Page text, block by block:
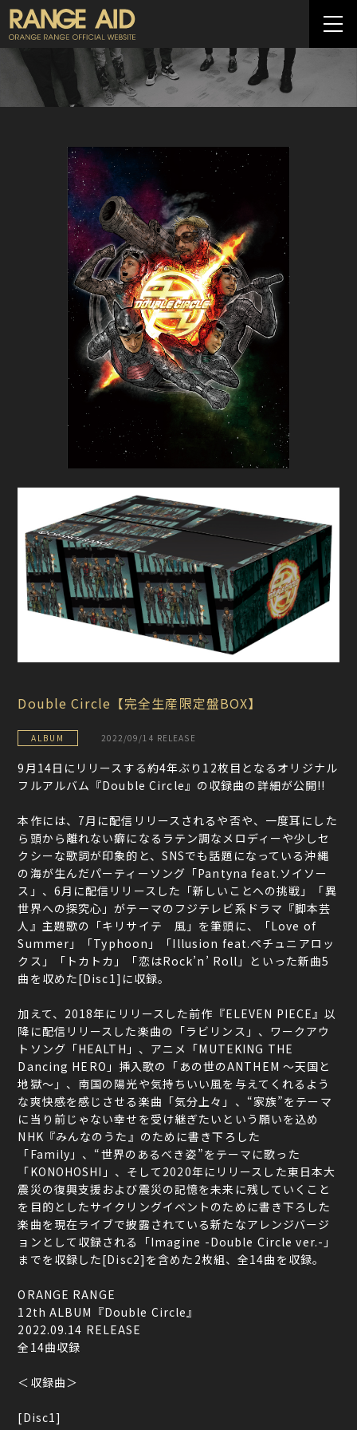
Double Circle【完全生産限定盤BOX】
ALBUM 2022/09/14 RELEASE
9月14日にリリースする約4年ぶり12枚目となるオリジナル
フルアルバム『Double Circle』の収録曲の詳細が公開!!
本作には、7月に配信リリースされるや否や、一度耳にした
ら頭から離れない癖になるラテン調なメロディーや少しセ
クシーな歌詞が印象的と、SNSでも話題になっている沖縄
の海が生んだパーティーソング「Pantyna feat.ソイソー
ス」、6月に配信リリースした「新しいことへの挑戦」「異
世界への探究心」がテーマのフジテレビ系ドラマ『脚本芸
人』主題歌の「キリサイテ 風」を筆頭に、「Love of
Summer」「Typhoon」「Illusion feat.ペチュニアロッ
クス」「トカトカ」「恋はRock’n’ Roll」といった新曲5
曲を収めた[Disc1]に収録。
加えて、2018年にリリースした前作『ELEVEN PIECE』以
降に配信リリースした楽曲の「ラビリンス」、ワークアウ
トソング「HEALTH」、アニメ「MUTEKING THE
Dancing HERO」挿入歌の「あの世のANTHEM ～天国と
地獄～」、南国の陽光や気持ちいい風を与えてくれるよう
な爽快感を感じさせる楽曲「気分上々」、“家族”をテーマ
に当り前じゃない幸せを受け継ぎたいという願いを込め
NHK『みんなのうた』のために書き下ろした
「Family」、“世界のあるべき姿”をテーマに歌った
「KONOHOSHI」、そして2020年にリリースした東日本大
震災の復興支援および震災の記憶を未来に残していくこと
を目的としたサイクリングイベントのために書き下ろした
楽曲を現在ライブで披露されている新たなアレンジバージ
ョンとして収録される「Imagine -Double Circle ver.-」
までを収録した[Disc2]を含めた2枚組、全14曲を収録。
ORANGE RANGE
12th ALBUM『Double Circle』
2022.09.14 RELEASE
全14曲収録
＜収録曲＞
[Disc1]